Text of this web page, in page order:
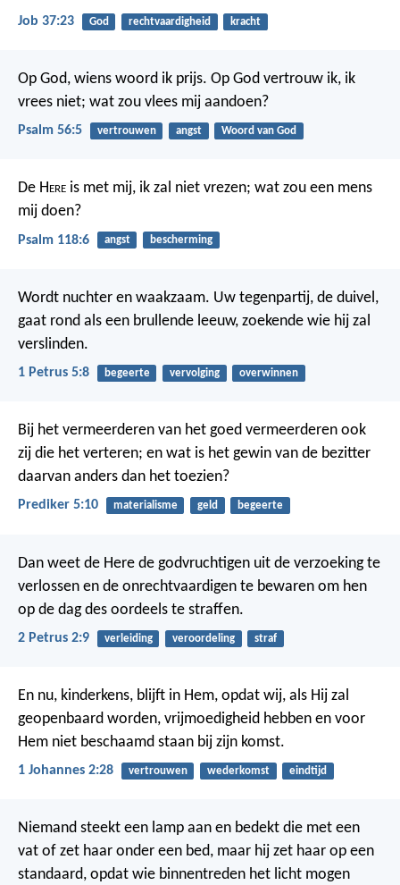
Job 37:23 God rechtvaardigheid kracht
Op God, wiens woord ik prijs. Op God vertrouw ik, ik
vrees niet; wat zou vlees mij aandoen?
Psalm 56:5 vertrouwen angst Woord van God
De Here is met mij, ik zal niet vrezen; wat zou een mens
mij doen?
Psalm 118:6 angst bescherming
Wordt nuchter en waakzaam. Uw tegenpartij, de duivel,
gaat rond als een brullende leeuw, zoekende wie hij zal
verslinden.
1 Petrus 5:8 begeerte vervolging overwinnen
Bij het vermeerderen van het goed vermeerderen ook
zij die het verteren; en wat is het gewin van de bezitter
daarvan anders dan het toezien?
Prediker 5:10 materialisme geld begeerte
Dan weet de Here de godvruchtigen uit de verzoeking te
verlossen en de onrechtvaardigen te bewaren om hen
op de dag des oordeels te straffen.
2 Petrus 2:9 verleiding veroordeling straf
En nu, kinderkens, blijft in Hem, opdat wij, als Hij zal
geopenbaard worden, vrijmoedigheid hebben en voor
Hem niet beschaamd staan bij zijn komst.
1 Johannes 2:28 vertrouwen wederkomst eindtijd
Niemand steekt een lamp aan en bedekt die met een
vat of zet haar onder een bed, maar hij zet haar op een
standaard, opdat wie binnentreden het licht mogen